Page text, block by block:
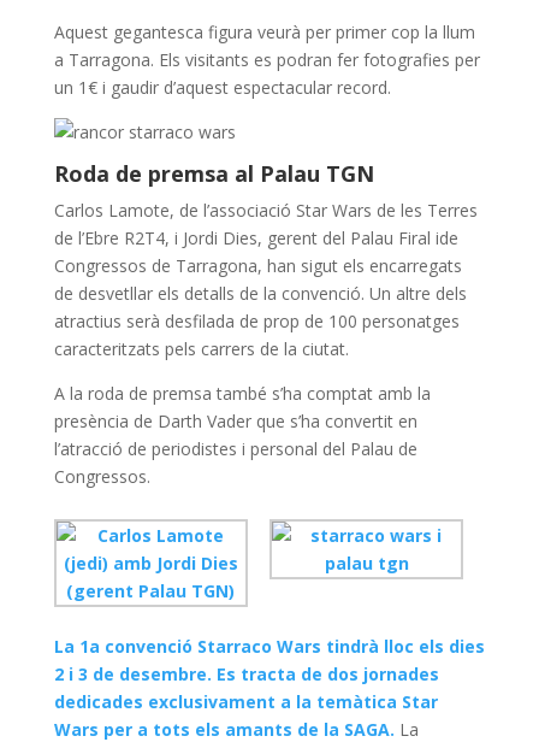
Aquest gegantesca figura veurà per primer cop la llum
a Tarragona. Els visitants es podran fer fotografies per
un 1€ i gaudir d’aquest espectacular record.
Roda de premsa al Palau TGN
Carlos Lamote, de l’associació Star Wars de les Terres
de l’Ebre R2T4, i Jordi Dies, gerent del Palau Firal ide
Congressos de Tarragona, han sigut els encarregats
de desvetllar els detalls de la convenció. Un altre dels
atractius serà desfilada de prop de 100 personatges
caracteritzats pels carrers de la ciutat.
A la roda de premsa també s’ha comptat amb la
presència de Darth Vader que s’ha convertit en
l’atracció de periodistes i personal del Palau de
Congressos.
La 1a convenció Starraco Wars tindrà lloc els dies
2 i 3 de desembre. Es tracta de dos jornades
dedicades exclusivament a la temàtica Star
Wars per a tots els amants de la SAGA. La